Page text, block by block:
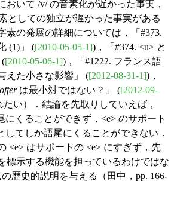
おいて /v/ の音素化が遅かった事実，
としての独立が遅かった事実がある
素の発展の詳細については，「#373.
(1)」 ([2010-05-05-1])，「#374. <u> と
([2010-05-06-1])，「#1222. フランス語
えた小さな影響」 ([2012-08-31-1])，
offerは最小対ではない？」 ([2012-09-
たい）．結論を先取りしていえば，
にくることができず，<e> のサポート
してしか語尾にくることができない．
<e> はサポートの <e> にすぎず，先
標示する機能を担っているわけではな
歴史的説明を与える（田中，pp. 166-